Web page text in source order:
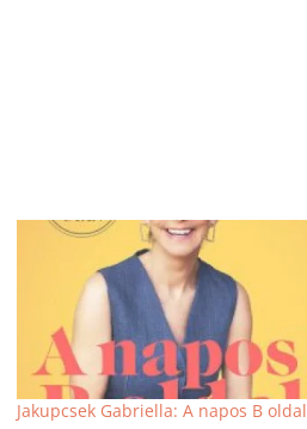
Jakupcsek Gabriella: A napos B oldal